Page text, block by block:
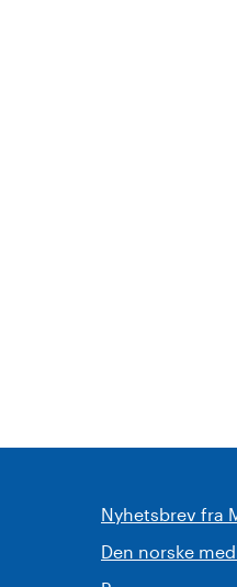
Nyhetsbrev fra
Den norske